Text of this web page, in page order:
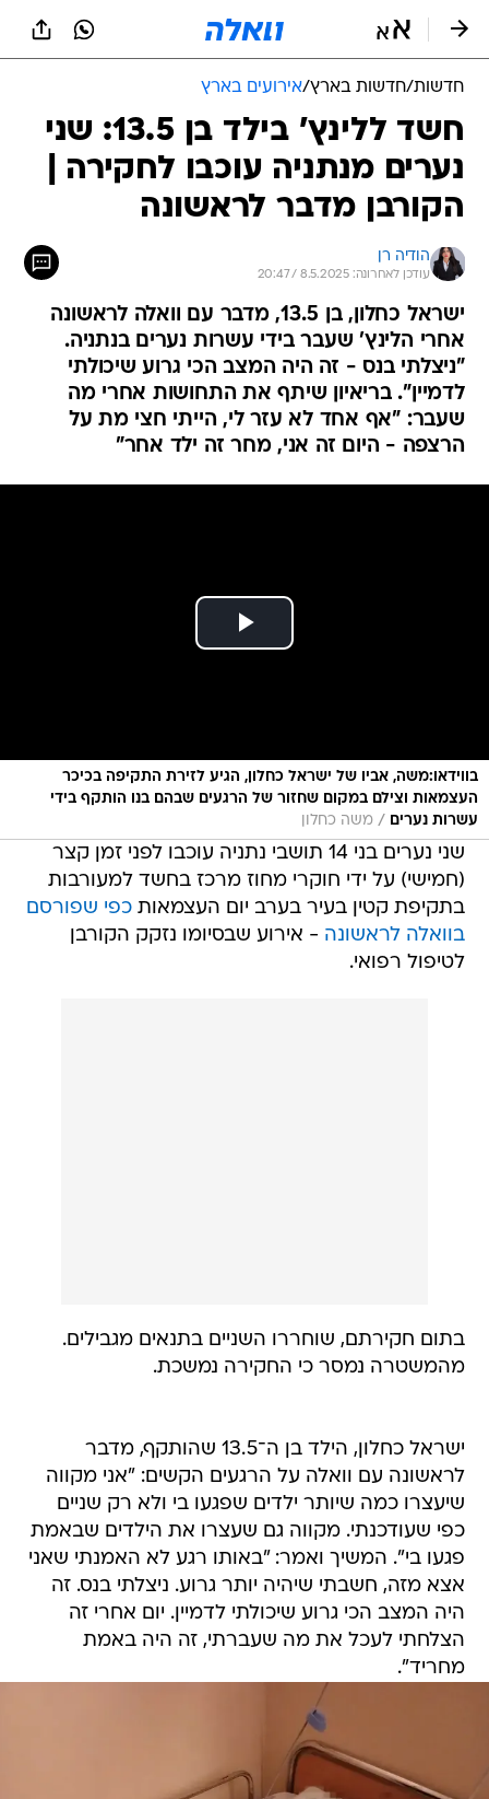
חדשות/חדשות בארץ/אירועים בארץ
חשד ללינץ' בילד בן 13.5: שני
נערים מנתניה עוכבו לחקירה |
הקורבן מדבר לראשונה
הודיה רן
עודכן לאחרונה: 8.5.2025 / 20:47
ישראל כחלון, בן 13.5, מדבר עם וואלה לראשונה
אחרי הלינץ' שעבר בידי עשרות נערים בנתניה.
"ניצלתי בנס - זה היה המצב הכי גרוע שיכולתי
לדמיין". בריאיון שיתף את התחושות אחרי מה
שעבר: "אף אחד לא עזר לי, הייתי חצי מת על
הרצפה - היום זה אני, מחר זה ילד אחר"
בווידאו:משה, אביו של ישראל כחלון, הגיע לזירת התקיפה בכיכר
העצמאות וצילם במקום שחזור של הרגעים שבהם בנו הותקף בידי
עשרות נערים
/ משה כחלון
שני נערים בני 14 תושבי נתניה עוכבו לפני זמן קצר
(חמישי) על ידי חוקרי מחוז מרכז בחשד למעורבות
בתקיפת קטין בעיר בערב יום העצמאותכפי שפורסם
בוואלה לראשונה - אירוע שבסיומו נזקק הקורבן
לטיפול רפואי.
בתום חקירתם, שוחררו השניים בתנאים מגבילים.
מהמשטרה נמסר כי החקירה נמשכת.
ישראל כחלון, הילד בן ה־13.5 שהותקף, מדבר
לראשונה עם וואלה על הרגעים הקשים: "אני מקווה
שיעצרו כמה שיותר ילדים שפגעו בי ולא רק שניים
כפי שעודכנתי. מקווה גם שעצרו את הילדים שבאמת
פגעו בי". המשיך ואמר: "באותו רגע לא האמנתי שאני
אצא מזה, חשבתי שיהיה יותר גרוע. ניצלתי בנס. זה
היה המצב הכי גרוע שיכולתי לדמיין. יום אחרי זה
הצלחתי לעכל את מה שעברתי, זה היה באמת
מחריד".